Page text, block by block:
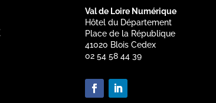
Val de Loire Numérique
Hôtel du Département
Place de la République
41020 Blois Cedex
02 54 58 44 39